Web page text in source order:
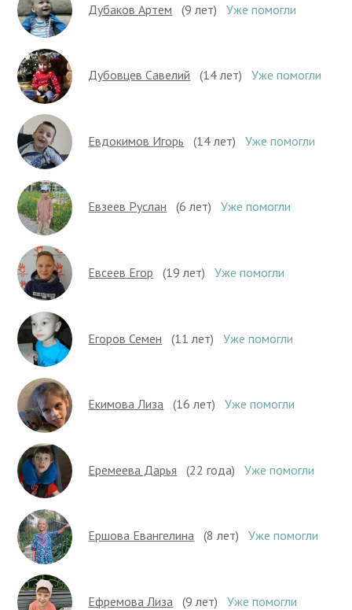
Дубаков Артем (9 лет) Уже помогли
Дубовцев Савелий (14 лет) Уже помогли
Евдокимов Игорь (14 лет) Уже помогли
Евзеев Руслан (6 лет) Уже помогли
Евсеев Егор (19 лет) Уже помогли
Егоров Семен (11 лет) Уже помогли
Екимова Лиза (16 лет) Уже помогли
Еремеева Дарья (22 года) Уже помогли
Ершова Евангелина (8 лет) Уже помогли
Ефремова Лиза (9 лет) Уже помогли